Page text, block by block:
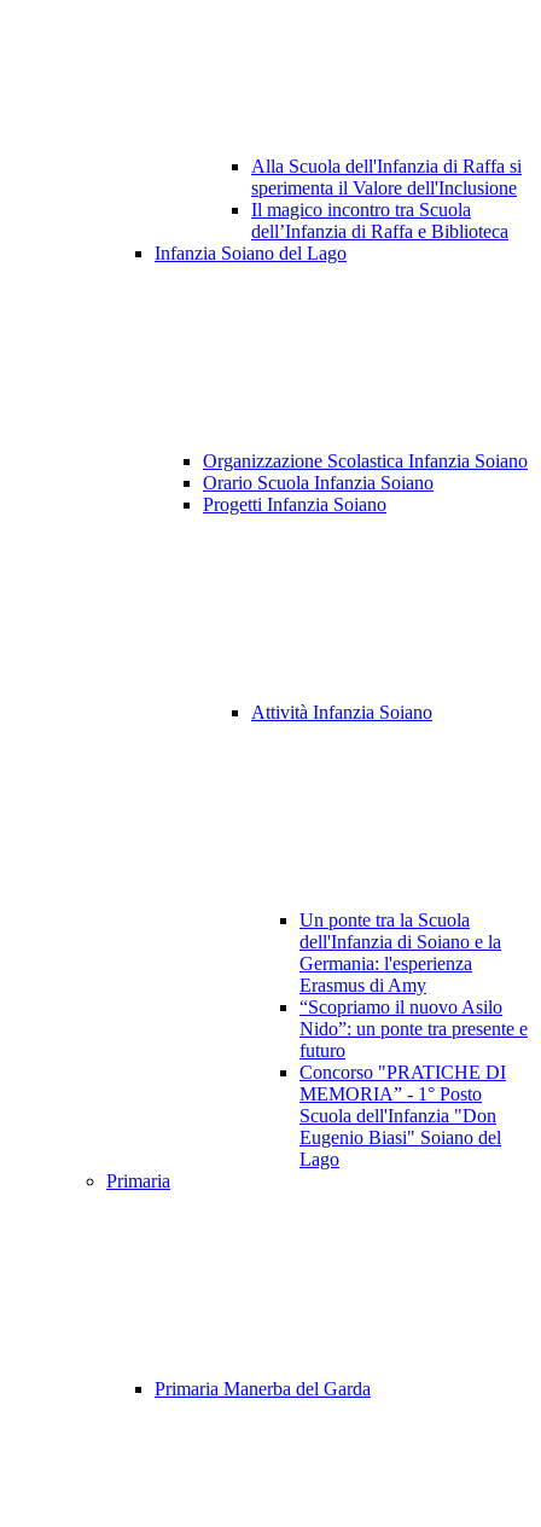
Alla Scuola dell'Infanzia di Raffa si
sperimenta il Valore dell'Inclusione
Il magico incontro tra Scuola
dell’Infanzia di Raffa e Biblioteca
Infanzia Soiano del Lago
Organizzazione Scolastica Infanzia Soiano
Orario Scuola Infanzia Soiano
Progetti Infanzia Soiano
Attività Infanzia Soiano
Un ponte tra la Scuola
dell'Infanzia di Soiano e la
Germania: l'esperienza
Erasmus di Amy
“Scopriamo il nuovo Asilo
Nido”: un ponte tra presente e
futuro
Concorso "PRATICHE DI
MEMORIA” - 1° Posto
Scuola dell'Infanzia "Don
Eugenio Biasi" Soiano del
Lago
Primaria
Primaria Manerba del Garda